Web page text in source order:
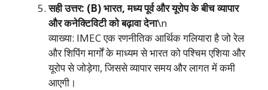
सही उत्तर: (B) भारत, मध्य पूर्व और यूरोप के बीच व्यापार
और कनेक्टिविटी को बढ़ावा देना\n
व्याख्या: IMEC एक रणनीतिक आर्थिक गलियारा है जो रेल
और शिपिंग मार्गों के माध्यम से भारत को पश्चिम एशिया और
यूरोप से जोड़ेगा, जिससे व्यापार समय और लागत में कमी
आएगी।